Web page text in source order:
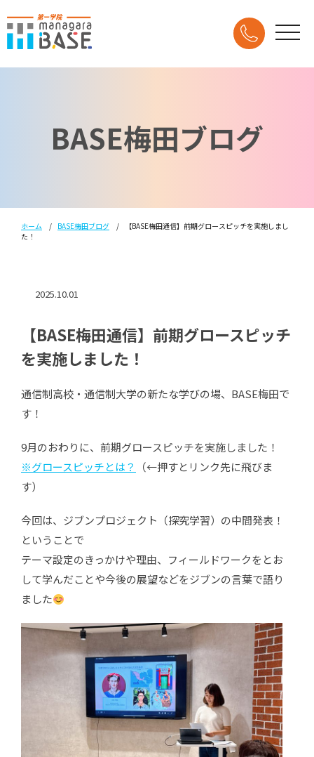
BASE梅田ブログ
ホーム BASE梅田ブログ
【BASE梅田通信】前期グロースピッチを実施しまし
た！
2025.10.01
【BASE梅田通信】前期グロースピッチ
を実施しました！
通信制高校・通信制大学の新たな学びの場、BASE梅田で
す！
9月のおわりに、前期グロースピッチを実施しました！
※グロースピッチとは？
（←押すとリンク先に飛びま
す）
今回は、ジブンプロジェクト（探究学習）の中間発表！
ということで
テーマ設定のきっかけや理由、フィールドワークをとお
して学んだことや今後の展望などをジブンの言葉で語り
ました